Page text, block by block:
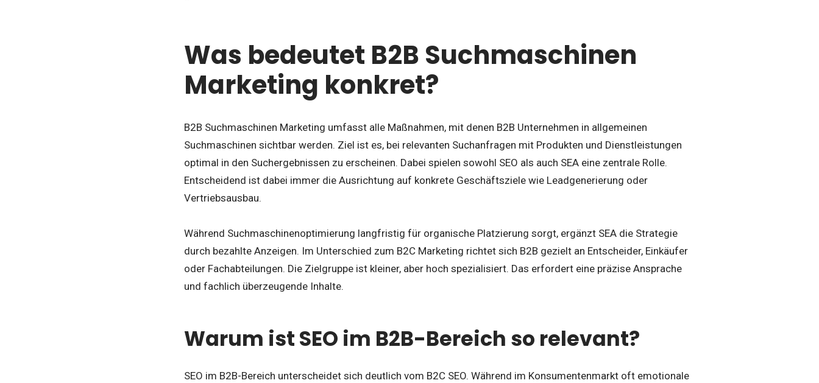
Was bedeutet B2B Suchmaschinen
Marketing konkret?
B2B Suchmaschinen Marketing umfasst alle Maßnahmen, mit denen B2B Unternehmen in allgemeinen
Suchmaschinen sichtbar werden. Ziel ist es, bei relevanten Suchanfragen mit Produkten und Dienstleistungen
optimal in den Suchergebnissen zu erscheinen. Dabei spielen sowohl SEO als auch SEA eine zentrale Rolle.
Entscheidend ist dabei immer die Ausrichtung auf konkrete Geschäftsziele wie Leadgenerierung oder
Vertriebsausbau.
Während Suchmaschinenoptimierung langfristig für organische Platzierung sorgt, ergänzt SEA die Strategie
durch bezahlte Anzeigen. Im Unterschied zum B2C Marketing richtet sich B2B gezielt an Entscheider, Einkäufer
oder Fachabteilungen. Die Zielgruppe ist kleiner, aber hoch spezialisiert. Das erfordert eine präzise Ansprache
und fachlich überzeugende Inhalte.
Warum ist SEO im B2B-Bereich so relevant?
SEO im B2B-Bereich unterscheidet sich deutlich vom B2C SEO. Während im Konsumentenmarkt oft emotionale